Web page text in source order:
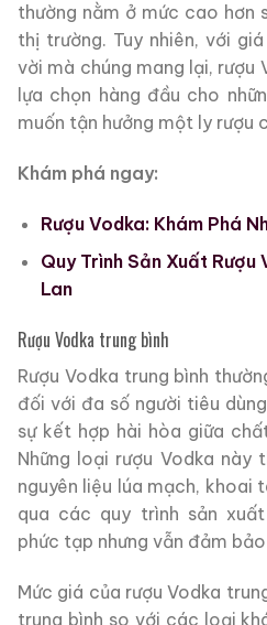
thường nằm ở mức cao hơn
thị trường. Tuy nhiên, với
vời mà chúng mang lại, rượu
lựa chọn hàng đầu cho
muốn tận hưởng một ly rượu
Khám phá ngay:
Rượu Vodka: Khám Phá
Quy Trình Sản Xuất
Lan
Rượu Vodka trung bình
Rượu Vodka trung bình
đối với đa số người tiêu
sự kết hợp hài hòa giữa
Những loại rượu Vodka này
nguyên liệu lúa mạch, khoai
qua các quy trình sản
phức tạp nhưng vẫn đảm
Mức giá của rượu Vodka
trung bình so với các loại